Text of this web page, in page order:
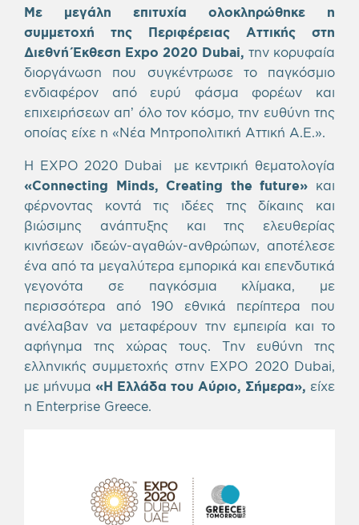
Με μεγάλη επιτυχία ολοκληρώθηκε η
συμμετοχή της Περιφέρειας Αττικής στη
Διεθνή Έκθεση Expo 2020 Dubai, την κορυφαία
διοργάνωση που συγκέντρωσε το παγκόσμιο
ενδιαφέρον από ευρύ φάσμα φορέων και
επιχειρήσεων απ’ όλο τον κόσμο, την ευθύνη της
οποίας είχε η «Νέα Μητροπολιτική Αττική Α.Ε.».
Η EXPO 2020 Dubai με κεντρική θεματολογία
«Connecting Minds, Creating the future» και
φέρνοντας κοντά τις ιδέες της δίκαιης και
βιώσιμης ανάπτυξης και της ελευθερίας
κινήσεων ιδεών-αγαθών-ανθρώπων, αποτέλεσε
ένα από τα μεγαλύτερα εμπορικά και επενδυτικά
γεγονότα σε παγκόσμια κλίμακα, με
περισσότερα από 190 εθνικά περίπτερα που
ανέλαβαν να μεταφέρουν την εμπειρία και το
αφήγημα της χώρας τους. Την ευθύνη της
ελληνικής συμμετοχής στην EXPO 2020 Dubai,
με μήνυμα «Η Ελλάδα του Αύριο, Σήμερα», είχε
η Enterprise Greece.